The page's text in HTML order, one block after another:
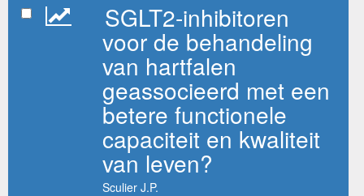
SGLT2-inhibitoren
voor de behandeling
van hartfalen
geassocieerd met een
betere functionele
capaciteit en kwaliteit
van leven?
Sculier J.P.